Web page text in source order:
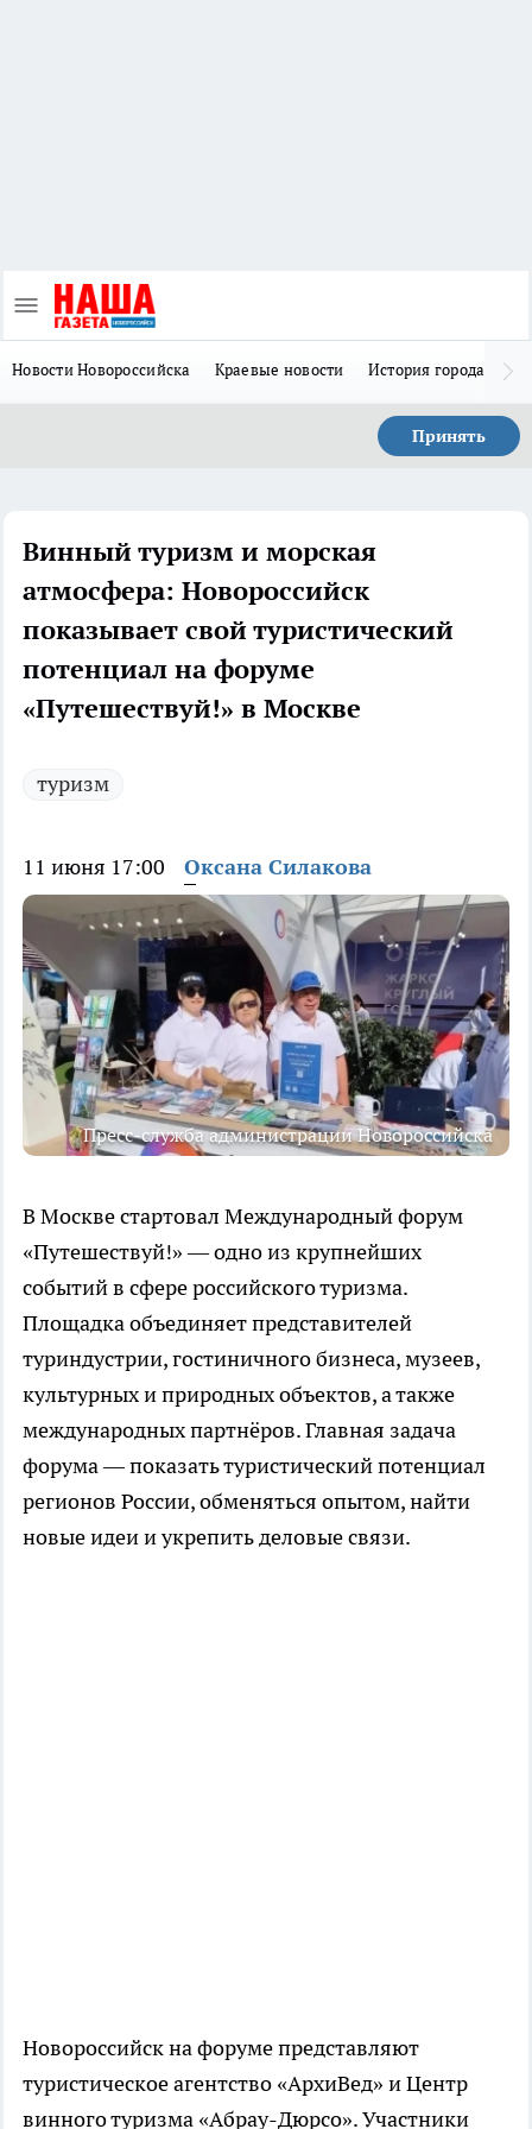
Новости Новороссийска Краевые новости История города Н
Принять
Винный туризм и морская
атмосфера: Новороссийск
показывает свой туристический
потенциал на форуме
«Путешествуй!» в Москве
туризм
11 июня 17:00 Оксана Силакова
Пресс-служба администрации Новороссийска
В Москве стартовал Международный форум
«Путешествуй!» — одно из крупнейших
событий в сфере российского туризма.
Площадка объединяет представителей
туриндустрии, гостиничного бизнеса, музеев,
культурных и природных объектов, а также
международных партнёров. Главная задача
форума — показать туристический потенциал
регионов России, обменяться опытом, найти
новые идеи и укрепить деловые связи.
Новороссийск на форуме представляют
туристическое агентство «АрхиВед» и Центр
винного туризма «Абрау-Дюрсо». Участники